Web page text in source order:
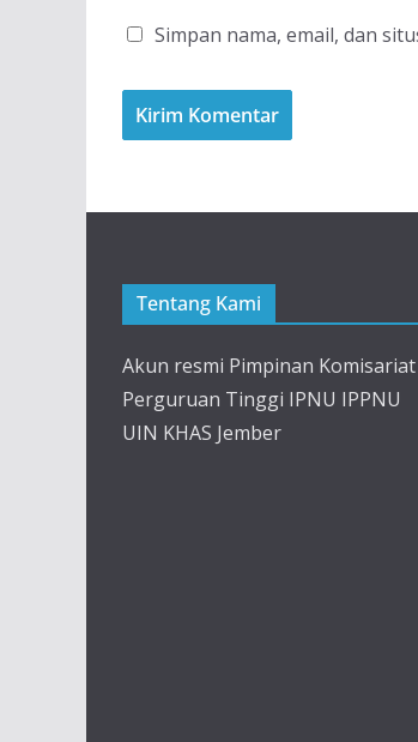
Simpan nama, email, dan
Tentang Kami
Akun resmi Pimpinan Komisariat
Perguruan Tinggi IPNU IPPNU
UIN KHAS Jember